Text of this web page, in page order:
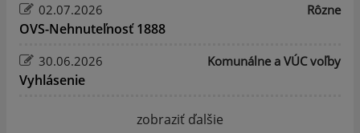
02.07.2026 Rôzne
OVS-Nehnuteľnosť 1888
30.06.2026 Komunálne a VÚC voľby
Vyhlásenie
zobraziť ďalšie